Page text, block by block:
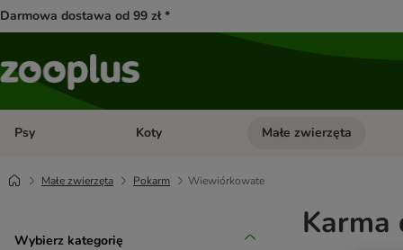
Darmowa dostawa od 99 zł *
Psy Otwórz menu kategorii: Psy
Koty Otwórz menu kategorii: Koty
Małe zwierzęta
Małe zwierzęta Pokarm Wiewiórkowate
Wybierz kategorię Karma